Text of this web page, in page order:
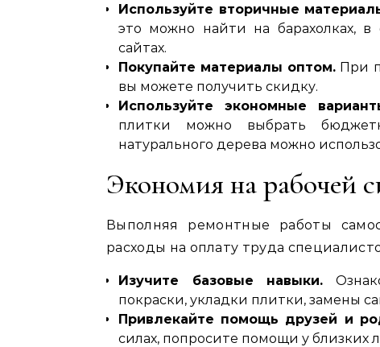
Используйте вторичные
это можно найти на барахолках‚
сайтах.
Покупайте материалы оптом. При
вы можете получить скидку.
Используйте экономные
плитки можно выбрать
натурального дерева можно
Экономия на рабочей
Выполняя ремонтные работы
расходы на оплату труда
Изучите базовые навыки.
покраски‚ укладки плитки‚ замены
Привлекайте помощь друзей и
силах‚ попросите помощи у близких